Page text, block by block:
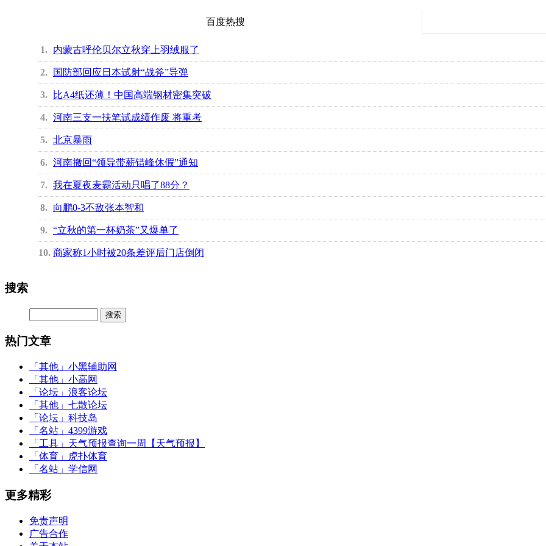
百度热搜
1 内蒙古呼伦贝尔立秋穿上羽绒服了
2 国防部回应日本试射“战斧”导弹
3 比A4纸还薄！中国高端钢材密集突破
4 河南三支一扶笔试成绩作废 将重考
5 北京暴雨
6 河南撤回“领导带薪错峰休假”通知
7 我在夏夜麦霸活动只唱了88分？
8 向鹏0-3不敌张本智和
9 “立秋的第一杯奶茶”又爆单了
10 商家称1小时被20条差评后门店倒闭
搜索
热门文章
「其他」 小黑辅助网
「其他」 小高网
「论坛」 浪客论坛
「其他」 七散论坛
「论坛」 科技岛
「名站」 4399游戏
「工具」 天气预报查询一周【天气预报】
「体育」
虎扑体育
「名站」 学信网
更多精彩
免责声明
广告合作